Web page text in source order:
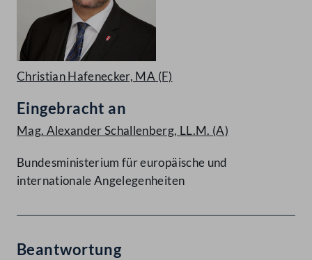
Christian Hafenecker, MA (F)
Eingebracht an
Mag. Alexander Schallenberg, LL.M. (A)
Bundesministerium für europäische und
internationale Angelegenheiten
Beantwortung